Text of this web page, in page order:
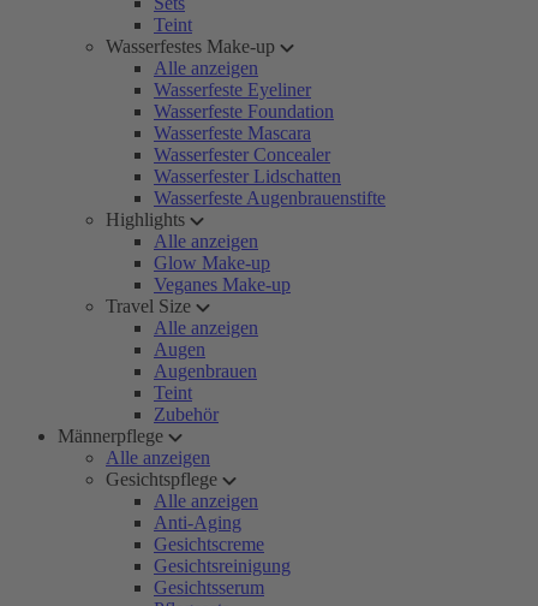
Teint
Wasserfestes Make-up
Alle anzeigen
Wasserfeste Eyeliner
Wasserfeste Foundation
Wasserfeste Mascara
Wasserfester Concealer
Wasserfester Lidschatten
Wasserfeste Augenbrauenstifte
Highlights
Alle anzeigen
Glow Make-up
Veganes Make-up
Travel Size
Alle anzeigen
Augen
Augenbrauen
Teint
Zubehör
Männerpflege
Alle anzeigen
Gesichtspflege
Alle anzeigen
Anti-Aging
Gesichtscreme
Gesichtsreinigung
Gesichtsserum